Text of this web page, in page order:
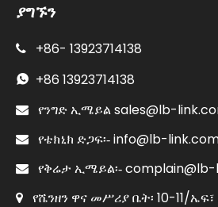
ያግኙን
 +86- 13923714138
 +86 13923714138
 የንግድ ኢሜይል sales@lb-
 የቴክኒክ ድጋፍ፡- info@lb-
 የቅሬታ ኢሜይል፡-
 የሼንዘን ዋና መሥሪያ ቤት፡ 10-11/ኤፍ፣